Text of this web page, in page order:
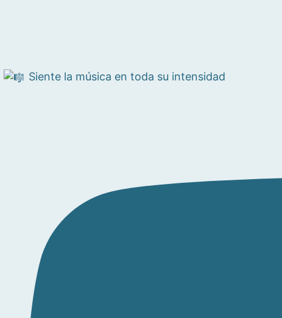
Siente la música en toda su intensidad